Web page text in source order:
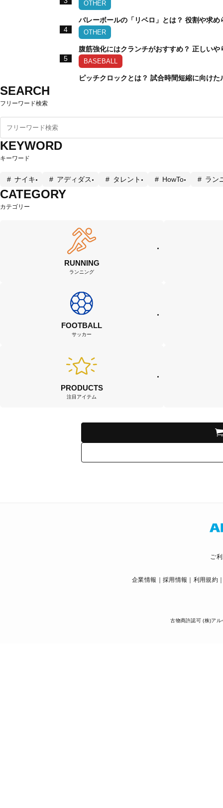
OTHER
バレーボールの「リベロ」とは？ 役割や求め
4
OTHER
腹筋強化にはクランチがおすすめ？ 正しいや
5
BASEBALL
ピッチクロックとは？ 試合時間短縮に向けた
SEARCH
フリーワード検索
KEYWORD
キーワード
ナイキ アディダス タレント HowTo ラン
CATEGORY
カテゴリー
RUNNING
ランニング
FOOTBALL
サッカー
PRODUCTS
注目アイテム
ご
企業情報 採用情報 利用規約
古物商許認可 (株)ア